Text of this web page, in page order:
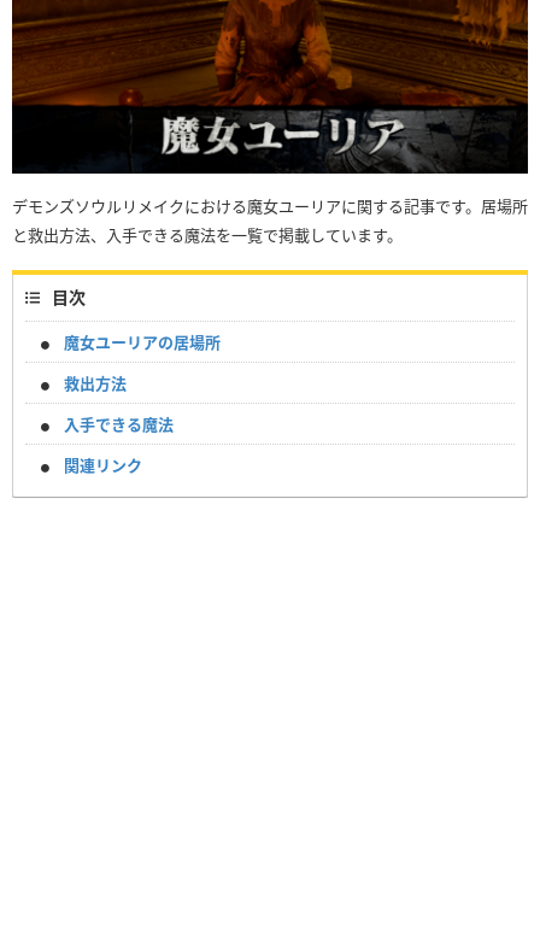
デモンズソウルリメイクにおける魔女ユーリアに関する記事です。居場所
と救出方法、入手できる魔法を一覧で掲載しています。
目次
魔女ユーリアの居場所
救出方法
入手できる魔法
関連リンク